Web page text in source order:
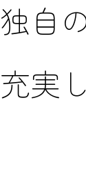
独自
充実